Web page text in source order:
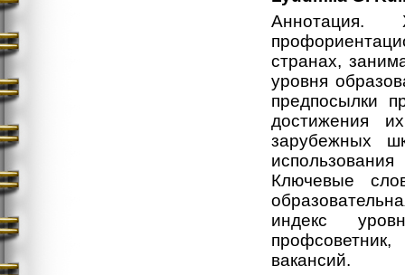
Аннотация.
странах,
уровня
предпосылки
достижения
зарубежных
Ключевые
индекс
профсоветник,
вакансий.